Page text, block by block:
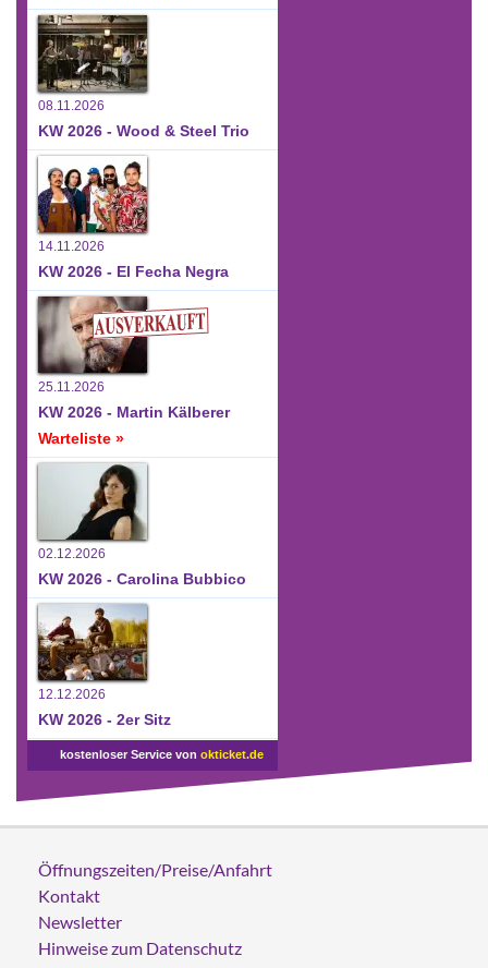
08.11.2026
KW 2026 - Wood & Steel Trio
14.11.2026
KW 2026 - El Fecha Negra
25.11.2026
KW 2026 - Martin Kälberer
Warteliste »
02.12.2026
KW 2026 - Carolina Bubbico
12.12.2026
KW 2026 - 2er Sitz
kostenloser Service von okticket.de
Öffnungszeiten/Preise/Anfahrt
Kontakt
Newsletter
Hinweise zum Datenschutz